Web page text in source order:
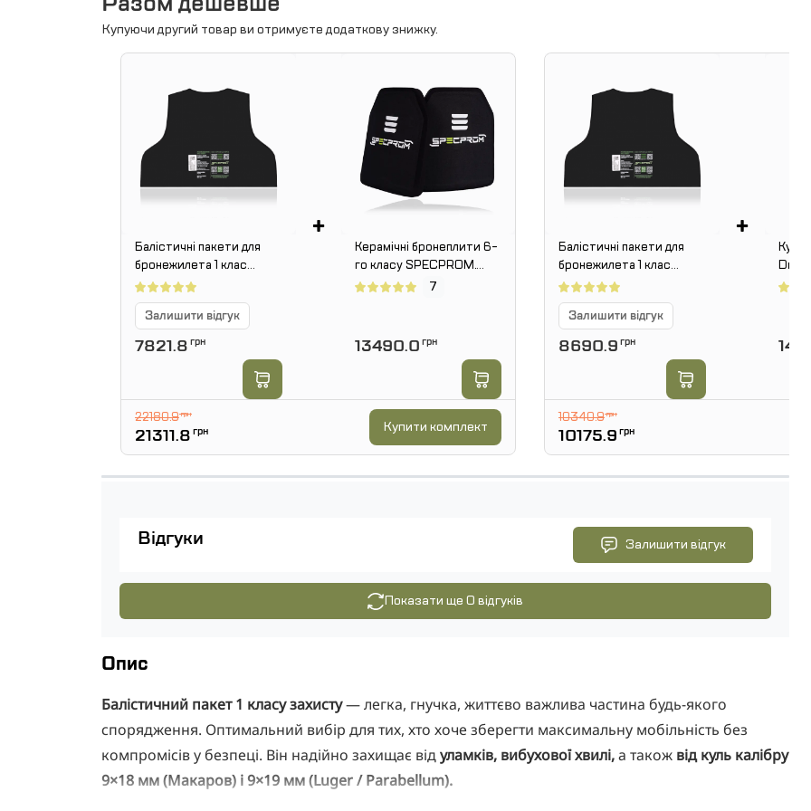
Купуючи другий товар ви отримуєте додаткову знижку.
Балістичні пакети для
бронежилета 1 клас
Gen.4 SPECPROM.
Розмір: 550 × 440 мм
Залишити відгук
7821.8 грн
+
Керамічні бронеплити 6-
го класу SPECPROM.
Вага 2,8кг. Розмір 25 на
7
13490.0 грн
22180.9грн
21311.8 грн Купити комплект
Балістичні пакети для
бронежилета 1 клас
Gen.4 SPECPROM.
Розмір: 550 × 440 мм
Залишити відгук
8690.9 грн
+
10340.9грн
10175.9 грн
Відгуки Залишити відгук
Показати ще 0 відгуків
Опис
Балістичний пакет 1 класу захисту— легка, гнучка, життєво важлива частина будь-якого
спорядження. Оптимальний вибір для тих, хто хоче зберегти максимальну мобільність без
компромісів у безпеці. Він надійно захищає відуламків, вибухової хвилі,а також від куль калібру
9×18 мм (Макаров) і 9×19 мм (Luger / Parabellum).